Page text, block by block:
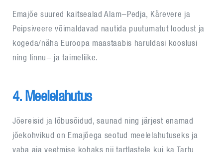
Emajõe suured kaitsealad Alam-Pedja, Kärevere ja
Peipsiveere võimaldavad nautida puutumatut loodust ja
kogeda/näha Euroopa maastaabis haruldasi kooslusi
ning linnu- ja taimeliike.
4. Meelelahutus
Jõereisid ja lõbusõidud, saunad ning järjest enamad
jõekohvikud on Emajõega seotud meelelahutuseks ja
vaba aja veetmise kohaks nii tartlastele kui ka Tartu